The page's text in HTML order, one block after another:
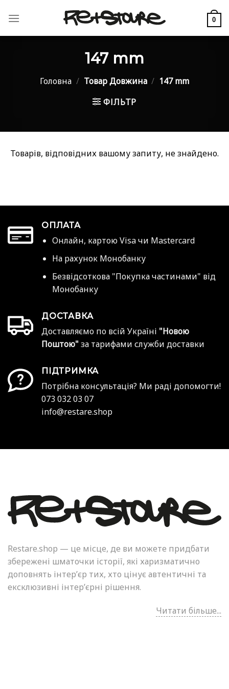
0
147 mm
Головна / Товар Довжина / 147 mm
ФІЛЬТР
Товарів, відповідних вашому запиту, не знайдено.
ОПЛАТА
Онлайн, картою Visa чи Mastercard
На рахунок Монобанку
Безвідсоткова "Покупка частинами" від
Монобанку
ДОСТАВКА
Доставляємо по всій Україні "Новою
Поштою" за тарифами служби доставки
ПІДТРИМКА
Потрібна консультація? Ми раді допомогти!
073 032 03 07
info@restare.shop
Restare.shop — це місце, де ви можете придбати
збережені шматочки історії, які харизматично
доповнять інтер’єр тих, хто цінує автентичні та
ексклюзивні інтер’єрні рішення.
Читати більше...